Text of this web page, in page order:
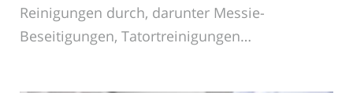
Reinigungen durch, darunter Messie-
Beseitigungen, Tatortreinigungen…